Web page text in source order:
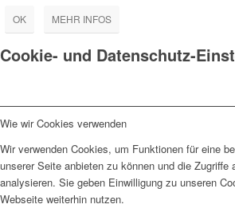
OK MEHR INFOS
Cookie- und Datenschutz-
Wie wir Cookies verwenden
Wir verwenden Cookies, um Funktionen für eine
unserer Seite anbieten zu können und die Zugriffe
analysieren. Sie geben Einwilligung zu unseren
Webseite weiterhin nutzen.